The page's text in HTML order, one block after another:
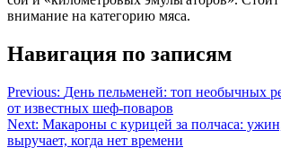
внимание на категорию мяса.
Навигация по записям
Previous: День пельменей: топ необычных
от известных шеф-поваров
Next: Макароны с курицей за полчаса:
выручает, когда нет времени